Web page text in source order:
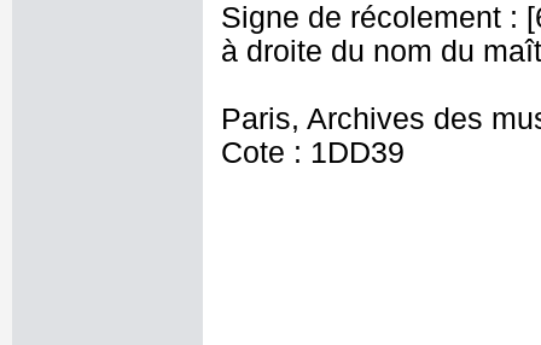
Signe de récolement :
à droite du nom du
Paris, Archives des
Cote : 1DD39